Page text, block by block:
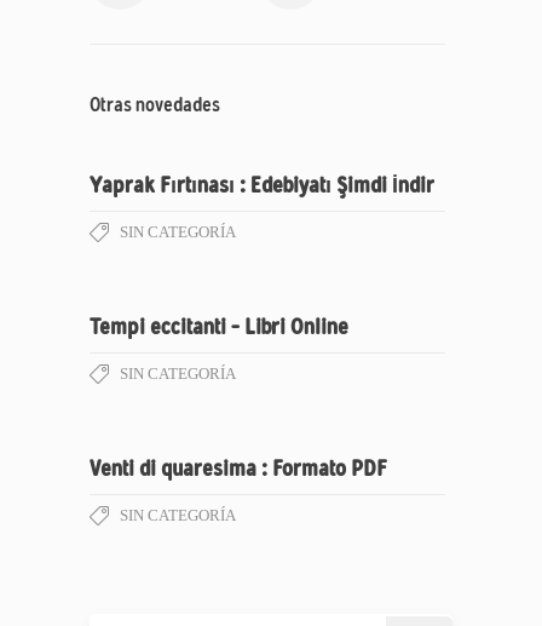
Otras novedades
Yaprak Fırtınası : Edebiyatı Şimdi İndir
SIN CATEGORÍA
Tempi eccitanti – Libri Online
SIN CATEGORÍA
Venti di quaresima : Formato PDF
SIN CATEGORÍA